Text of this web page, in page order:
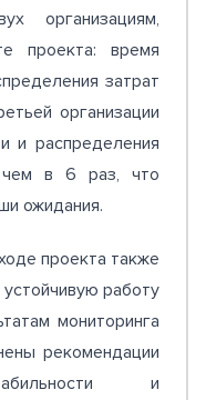
организациям,
проекта: время
затрат
организации
и распределения
чем в 6 раз, что
ожидания.
проекта также
работу
мониторинга
рекомендации
и